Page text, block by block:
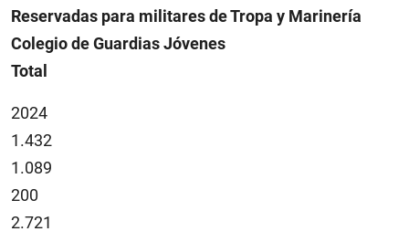
Reservadas para militares de Tropa y Marinería
Colegio de Guardias Jóvenes
Total
2024
1.432
1.089
200
2.721